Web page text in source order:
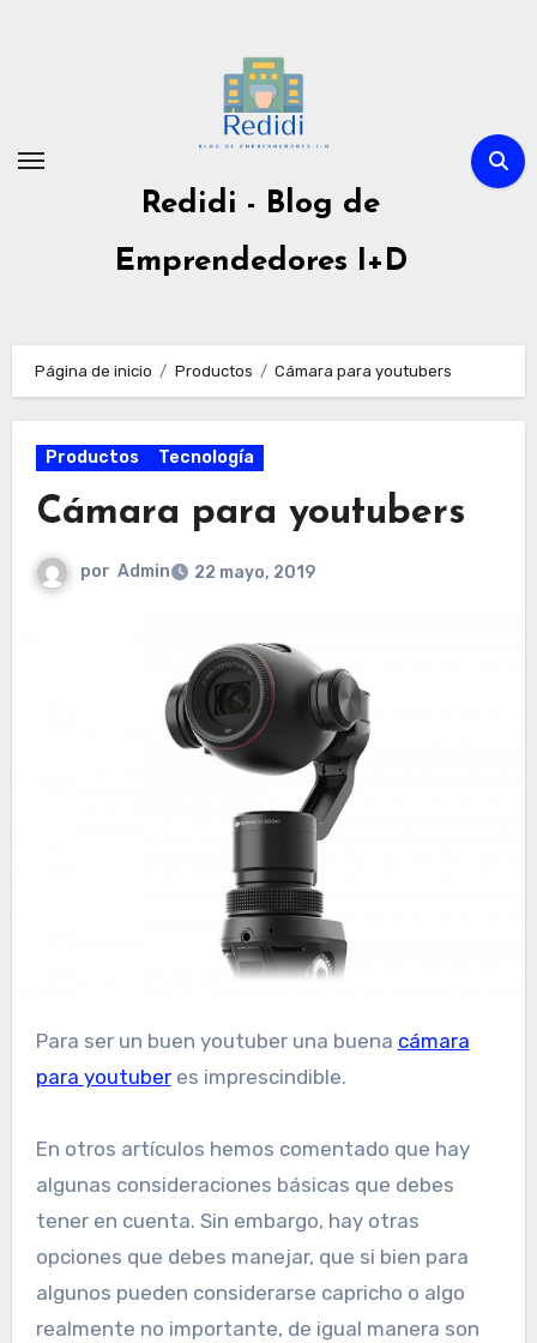
Redidi - Blog de
Emprendedores I+D
Página de inicio Productos Cámara para youtubers
Productos Tecnología
Cámara para youtubers
por Admin 22 mayo, 2019
Para ser un buen youtuber una buena cámara
para youtuberes imprescindible.
En otros artículos hemos comentado que hay
algunas consideraciones básicas que debes
tener en cuenta. Sin embargo, hay otras
opciones que debes manejar, que si bien para
algunos pueden considerarse capricho o algo
realmente no importante, de igual manera son